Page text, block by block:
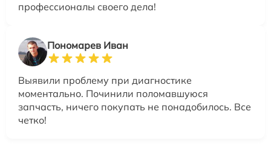
профессионалы своего дела!
Пономарев Иван
Выявили проблему при диагностике
моментально. Починили поломавшуюся
запчасть, ничего покупать не понадобилось. Все
четко!